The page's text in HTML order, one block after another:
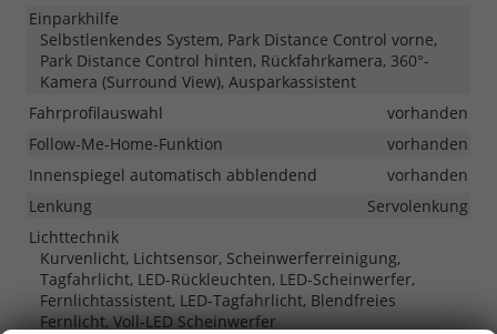
Einparkhilfe
Selbstlenkendes System, Park Distance Control vorne,
Park Distance Control hinten, Rückfahrkamera, 360°-
Kamera (Surround View), Ausparkassistent
Fahrprofilauswahl
vorhanden
Follow-Me-Home-Funktion
vorhanden
Innenspiegel automatisch abblendend
vorhanden
Lenkung
Servolenkung
Lichttechnik
Kurvenlicht, Lichtsensor, Scheinwerferreinigung,
Tagfahrlicht, LED-Rückleuchten, LED-Scheinwerfer,
Fernlichtassistent, LED-Tagfahrlicht, Blendfreies
Fernlicht, Voll-LED Scheinwerfer